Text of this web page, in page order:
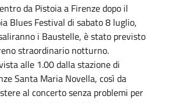
da Pistoia a Firenze dopo il
Blues Festival di sabato 8 luglio,
i Baustelle, è stato previsto
straordinario notturno.
alle 1.00 dalla stazione di
Santa Maria Novella, così da
al concerto senza problemi per